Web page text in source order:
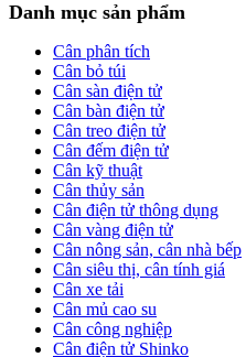
Danh mục sản phẩm
Cân phân tích
Cân bỏ túi
Cân sàn điện tử
Cân bàn điện tử
Cân treo điện tử
Cân đếm điện tử
Cân kỹ thuật
Cân thủy sản
Cân điện tử thông dụng
Cân vàng điện tử
Cân nông sản, cân nhà bếp
Cân siêu thị, cân tính giá
Cân xe tải
Cân mủ cao su
Cân công nghiệp
Cân điện tử Shinko